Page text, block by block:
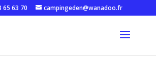
65 63 70 campingeden@wanadoo.fr